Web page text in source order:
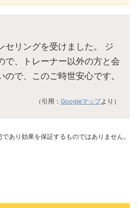
セリングを受けました。 ジ
で、トレーナー以外の方と会
ので、このご時世安心です。
（引用： Googleマップより）
あり効果を保証するものではありません。